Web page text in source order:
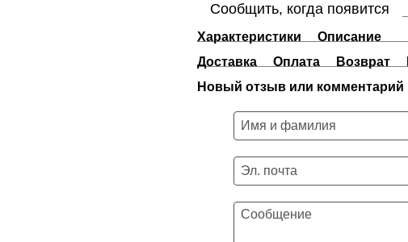
Сообщить, когда появится
Характеристики
Описание
Доставка
Оплата Возврат
Новый отзыв или комментарий